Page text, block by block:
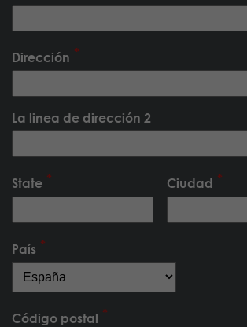
Dirección
La linea de dirección 2
State Ciudad
País
Código postal